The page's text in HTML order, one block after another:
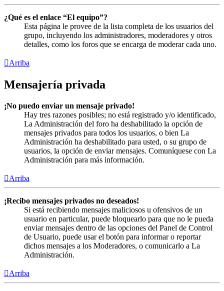
¿Qué es el enlace “El equipo”?
Esta página le provee de la lista completa de los usuarios del
grupo, incluyendo los administradores, moderadores y otros
detalles, como los foros que se encarga de moderar cada uno.
Arriba
Mensajería privada
¡No puedo enviar un mensaje privado!
Hay tres razones posibles; no está registrado y/o identificado,
La Administración del foro ha deshabilitado la opción de
mensajes privados para todos los usuarios, o bien La
Administración ha deshabilitado para usted, o su grupo de
usuarios, la opción de enviar mensajes. Comuníquese con La
Administración para más información.
Arriba
¡Recibo mensajes privados no deseados!
Si está recibiendo mensajes maliciosos u ofensivos de un
usuario en particular, puede bloquearlo para que no le pueda
enviar mensajes dentro de las opciones del Panel de Control
de Usuario, puede usar el botón para informar o reportar
dichos mensajes a los Moderadores, o comunicarlo a La
Administración.
Arriba